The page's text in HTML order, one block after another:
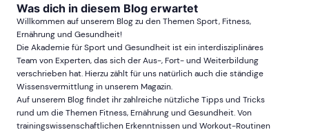
Was dich in diesem Blog erwartet
Willkommen auf unserem Blog zu den Themen Sport, Fitness,
Ernährung und Gesundheit!
Die Akademie für Sport und Gesundheit ist ein interdisziplinäres
Team von Experten, das sich der Aus-, Fort- und Weiterbildung
verschrieben hat. Hierzu zählt für uns natürlich auch die ständige
Wissensvermittlung in unserem Magazin.
Auf unserem Blog findet ihr zahlreiche nützliche Tipps und Tricks
rund um die Themen Fitness, Ernährung und Gesundheit. Von
trainingswissenschaftlichen Erkenntnissen und Workout-Routinen